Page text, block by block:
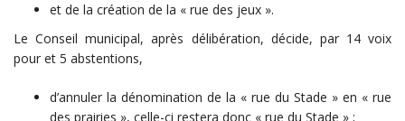
et de la création de la « rue des jeux ».
Le Conseil municipal, après délibération, décide, par 14 voix
pour et 5 abstentions,
d’annuler la dénomination de la « rue du Stade » en « rue
des prairies », celle-ci restera donc « rue du Stade » ;